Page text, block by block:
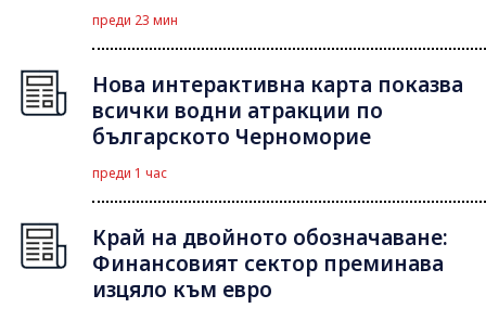
преди 23 мин
Нова интерактивна карта показва
всички водни атракции по
българското Черноморие
преди 1 час
Край на двойното обозначаване:
Финансовият сектор преминава
изцяло към евро